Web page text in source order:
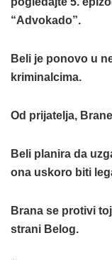
“Advokado”.
Beli je ponovo u
kriminalcima.
Od prijatelja,
Beli planira da
ona uskoro biti
Brana se protivi
strani Belog.